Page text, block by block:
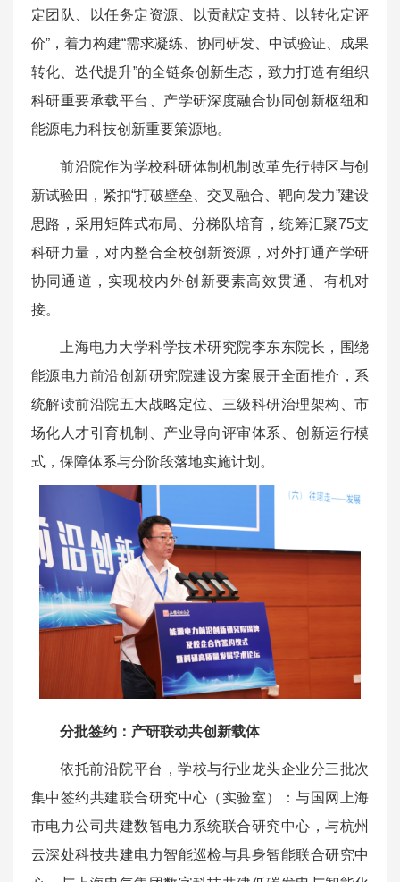
定团队、以任务定资源、以贡献定支持、以转化定评
价”，着力构建“需求凝练、协同研发、中试验证、成果
转化、迭代提升”的全链条创新生态，致力打造有组织
科研重要承载平台、产学研深度融合协同创新枢纽和
能源电力科技创新重要策源地。
前沿院作为学校科研体制机制改革先行特区与创
新试验田，紧扣“打破壁垒、交叉融合、靶向发力”建设
思路，采用矩阵式布局、分梯队培育，统筹汇聚75支
科研力量，对内整合全校创新资源，对外打通产学研
协同通道，实现校内外创新要素高效贯通、有机对
接。
上海电力大学科学技术研究院李东东院长，围绕
能源电力前沿创新研究院建设方案展开全面推介，系
统解读前沿院五大战略定位、三级科研治理架构、市
场化人才引育机制、产业导向评审体系、创新运行模
式，保障体系与分阶段落地实施计划。
分批签约：产研联动共创新载体
依托前沿院平台，学校与行业龙头企业分三批次
集中签约共建联合研究中心（实验室）：与国网上海
市电力公司共建数智电力系统联合研究中心，与杭州
云深处科技共建电力智能巡检与具身智能联合研究中